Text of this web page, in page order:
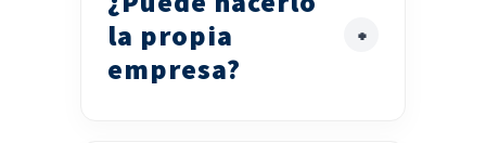
la propia
empresa?